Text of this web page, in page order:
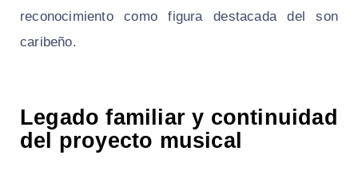
reconocimiento como figura destacada del son
caribeño.
Legado familiar y continuidad
del proyecto musical